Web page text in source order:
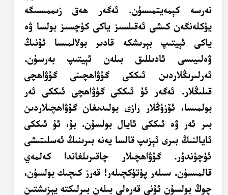
نەرسە كېمەيتمىسۇن. ئەگەر ھەق زىممىسىگە
يۈكلەنگەن كىشى ئەقىلسىز ياكى كۈچسىز بولسا ۋە
ياكى ئېيتىپ بېرىشكە قادىر بولالمىسا ئۇنىڭ
ۋەلىيىسى ئادىللىق بىلەن ئېيتىپ بەرسۇن.
ئەرلىرىڭلاردىن ئىككى گۇۋاھچىنى گۇۋاھچى
قىلىڭلار. ئەگەر ئۇ ئىككى گۇۋاھچى ئىككى ئەر
بولمىسا، ئۆزۈڭلار رازى بولىدىغان گۇۋاھچىلاردىن
بىر ئەر ۋە ئىككى ئايال بولسۇن. بۇ، ئۇ ئىككى
ئايالنىڭ بىرى ئېزىپ قالسا يەنە بىرىنىڭ ئەسلىتىشى
ئۈچۈندۇر. گۇۋاھچىلار چاقىرىلغاندا كەلمەي
قالمىسۇن. سىلەر پۈتۈكچىلەر! قەرز كىچىك بولسۇن،
چوڭ بولسۇن ئۇنى قەرەلى بىلەن بىرلىكتە يېزىشتىن